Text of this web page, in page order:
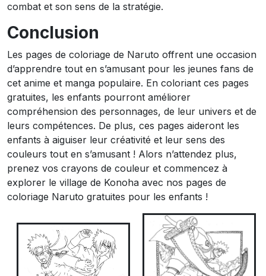
combat et son sens de la stratégie.
Conclusion
Les pages de coloriage de Naruto offrent une occasion
d’apprendre tout en s’amusant pour les jeunes fans de
cet anime et manga populaire. En coloriant ces pages
gratuites, les enfants pourront améliorer
compréhension des personnages, de leur univers et de
leurs compétences. De plus, ces pages aideront les
enfants à aiguiser leur créativité et leur sens des
couleurs tout en s’amusant ! Alors n’attendez plus,
prenez vos crayons de couleur et commencez à
explorer le village de Konoha avec nos pages de
coloriage Naruto gratuites pour les enfants !